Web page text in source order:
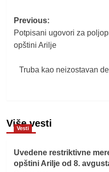
Post
navigation
Previous:
Potpisani ugovori za
opštini Arilje
Truba kao neizostavan
Više vesti
Vesti
Uvedene restriktivne
opštini Arilje od 8.